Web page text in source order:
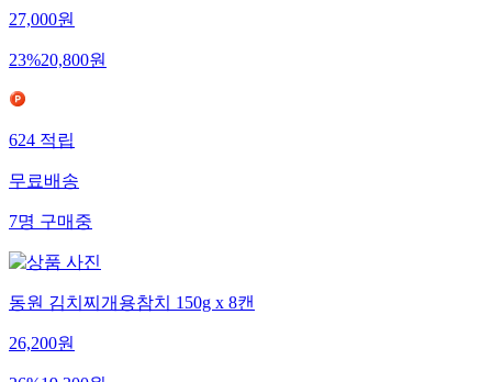
27,000원
23%20,800원
624적립
무료배송
7명구매중
동원 김치찌개용참치 150g x 8캔
26,200원